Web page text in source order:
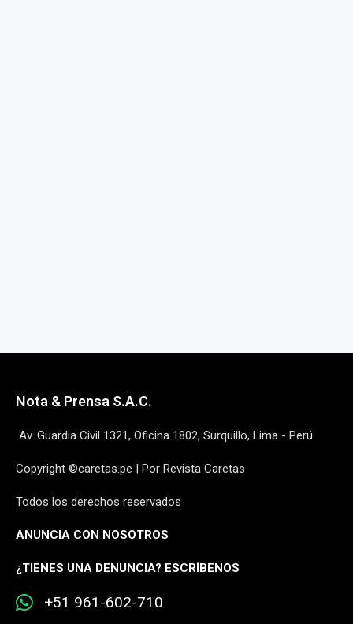
Nota & Prensa S.A.C.
Av. Guardia Civil 1321, Oficina 1802, Surquillo, Lima - Perú
Copyright ©caretas.pe | Por Revista Caretas
Todos los derechos reservados
ANUNCIA CON NOSOTROS
¿TIENES UNA DENUNCIA? ESCRÍBENOS
+51 961-602-710